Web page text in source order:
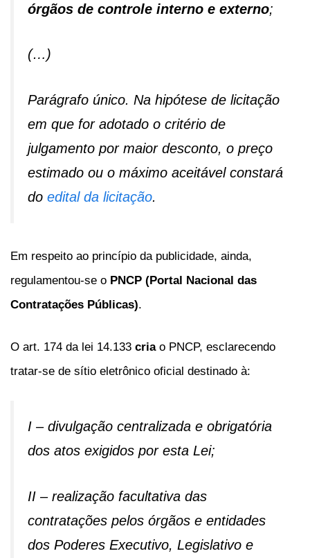
órgãos de controle interno e externo;
(…)
Parágrafo único. Na hipótese de licitação
em que for adotado o critério de
julgamento por maior desconto, o preço
estimado ou o máximo aceitável constará
do edital da licitação.
Em respeito ao princípio da publicidade, ainda,
regulamentou-se o PNCP (Portal Nacional das
Contratações Públicas).
O art. 174 da lei 14.133 criao PNCP, esclarecendo
tratar-se de sítio eletrônico oficial destinado à:
I – divulgação centralizada e obrigatória
dos atos exigidos por esta Lei;
II – realização facultativa das
contratações pelos órgãos e entidades
dos Poderes Executivo, Legislativo e